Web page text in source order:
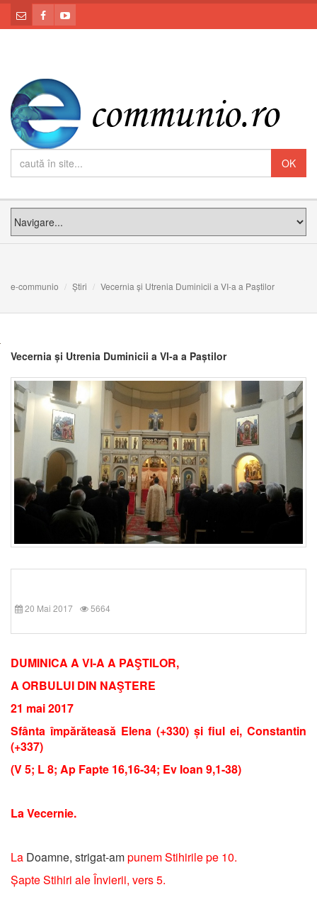
e-communio Știri Vecernia și Utrenia Duminicii a VI-a a Paștilor
Vecernia și Utrenia Duminicii a VI-a a Paștilor
20 Mai 2017 5664
DUMINICA A VI-A A PAŞTILOR,
A ORBULUI DIN NAŞTERE
21 mai 2017
Sfânta împărăteasă Elena (+330) și fiul ei, Constantin
(+337)
(V 5; L 8; Ap Fapte 16,16-34; Ev Ioan 9,1-38)
La Vecernie.
La Doamne, strigat-ampunem Stihirile pe 10.
Șapte Stihiri ale Învierii, vers 5.